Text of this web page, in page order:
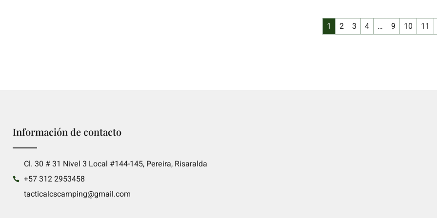
1 2 3 4 … 9 10 11
Información de contacto
Cl. 30 # 31 Nivel 3 Local #144-145, Pereira, Risaralda
+57 312 2953458
tacticalcscamping@gmail.com